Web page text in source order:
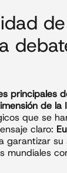
principales
de la
que se
claro:
garantizar su
mundiales